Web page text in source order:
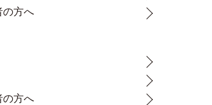
の方へ
の方へ